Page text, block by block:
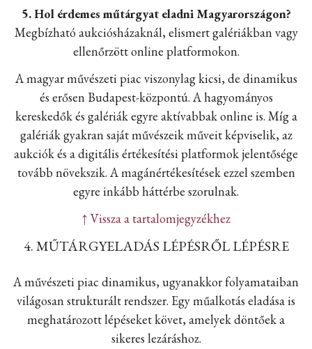
5. Hol érdemes műtárgyat eladni Magyarországon?
Megbízható aukciósházaknál, elismert galériákban vagy
ellenőrzött online platformokon.
A magyar művészeti piac viszonylag kicsi, de dinamikus
és erősen Budapest-központú. A hagyományos
kereskedők és galériák egyre aktívabbak online is. Míg a
galériák gyakran saját művészeik műveit képviselik, az
aukciók és a digitális értékesítési platformok jelentősége
tovább növekszik. A magánértékesítések ezzel szemben
egyre inkább háttérbe szorulnak.
↑ Vissza a tartalomjegyzékhez
4. MŰTÁRGYELADÁS LÉPÉSRŐL LÉPÉSRE
A művészeti piac dinamikus, ugyanakkor folyamataiban
világosan strukturált rendszer. Egy műalkotás eladása is
meghatározott lépéseket követ, amelyek döntőek a
sikeres lezáráshoz.